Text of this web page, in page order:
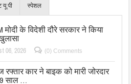
यू.पी स्पेशल
मोदी के विदेशी दौरे सरकार ने किया
06, 2026 (0) Comments
रफ्तार कार ने बाइक को मारी जोरदार
साल …